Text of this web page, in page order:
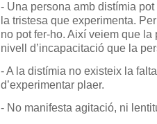
- Una persona amb distímia
la tristesa que experimenta.
no pot fer-ho. Així veiem que
nivell d’incapacitació que la
- A la distímia no existeix la
d’experimentar plaer.
- No manifesta agitació, ni